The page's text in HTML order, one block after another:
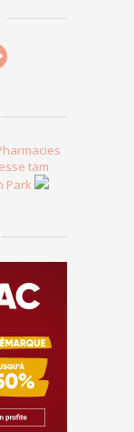
tam
Park